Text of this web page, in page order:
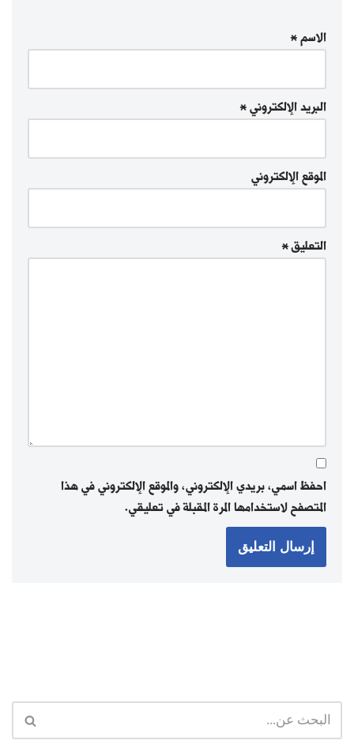
الاسم*
البريد الإلكتروني*
الموقع الإلكتروني
التعليق*
احفظ اسمي، بريدي الإلكتروني، والموقع الإلكتروني في هذا
المتصفح لاستخدامها المرة المقبلة في تعليقي.